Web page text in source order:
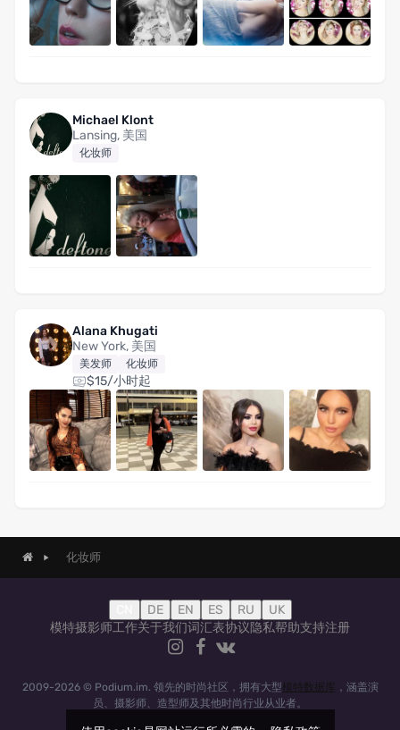
Michael Klont
Lansing, 美国
化妆师
Alana Khugati
New York, 美国
美发师 化妆师
$15/小时起
化妆师
DE EN ES RU
UK
模特摄影师工作关于我们词汇表协议隐私帮助支持注册
2009-2026 © Podium.im. 领先的时尚社区，拥有大型模特数据库
，涵盖演
员、摄影师、造型师及其他时尚行业从业者。